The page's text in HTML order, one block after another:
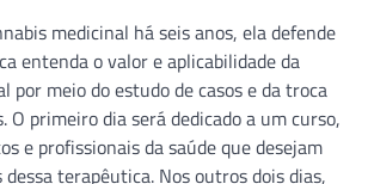
medicinal há seis anos, ela defende
entenda o valor e aplicabilidade da
por meio do estudo de casos e da troca
O primeiro dia será dedicado a um curso,
e profissionais da saúde que desejam
dessa terapêutica. Nos outros dois dias,